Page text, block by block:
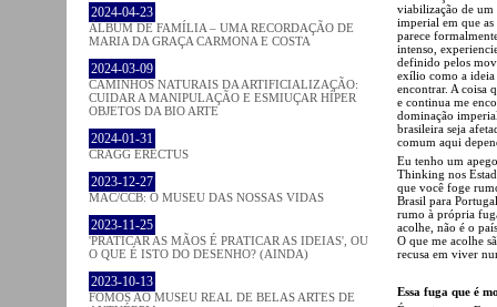
2024-04-23
ÁLBUM DE FAMÍLIA – UMA RECORDAÇÃO DE
MARIA DA GRAÇA CARMONA E COSTA
2024-03-09
CAMINHOS NATURAIS DA ARTIFICIALIZAÇÃO:
CUIDAR A MANIPULAÇÃO E ESMIUÇAR HÍPER
OBJETOS DA BIO ARTE
2024-01-31
CRAGG ERECTUS
2023-12-27
MAC/CCB: O MUSEU DAS NOSSAS VIDAS
2023-11-25
'PRATICAR AS MÃOS É PRATICAR AS IDEIAS', OU
O QUE É ISTO DO DESENHO? (AINDA)
2023-10-13
FOMOS AO MUSEU REAL DE BELAS ARTES DE
viabilização de
imperial em que
parece
intenso,
definido pelos
exílio como a ideia
encontrar. A coisa
e continua me
dominação
brasileira seja
comum aqui
Eu tenho um
Thinking nos
que você foge
Brasil para
rumo à própria
acolhe, não é o
O que me acolhe
recusa em viver
Essa fuga que é